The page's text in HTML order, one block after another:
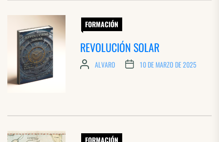
FORMACIÓN
REVOLUCIÓN SOLAR
ALVARO 10 DE MARZO DE 2025
FORMACIÓN